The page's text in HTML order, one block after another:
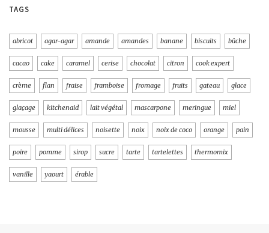
TAGS
abricot agar-agar amande amandes banane biscuits bûche
cacao cake caramel cerise chocolat citron cook expert
crème flan fraise framboise fromage fruits gateau glace
glaçage kitchenaid lait végétal mascarpone meringue miel
mousse multi délices noisette noix noix de coco orange pain
poire pomme sirop sucre tarte tartelettes thermomix
vanille yaourt érable